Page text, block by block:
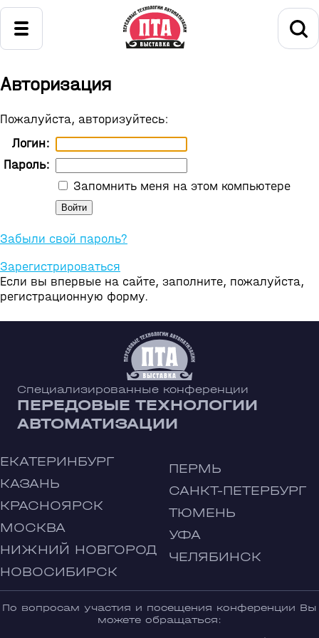
Авторизация
Пожалуйста, авторизуйтесь:
Логин:
Пароль:
Запомнить меня на этом компьютере
Забыли свой пароль?
Зарегистрироваться
Если вы впервые на сайте, заполните, пожалуйста,
регистрационную форму.
Специализированные конференции
ПЕРЕДОВЫЕ ТЕХНОЛОГИИ
АВТОМАТИЗАЦИИ
ЕКАТЕРИНБУРГ
КАЗАНЬ
КРАСНОЯРСК
МОСКВА
НИЖНИЙ НОВГОРОД
НОВОСИБИРСК
ПЕРМЬ
САНКТ-ПЕТЕРБУРГ
ТЮМЕНЬ
УФА
ЧЕЛЯБИНСК
По вопросам участия и посещения конференции Вы
можете обращаться: